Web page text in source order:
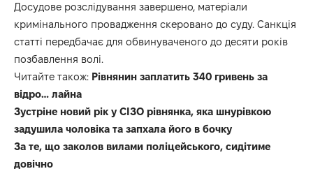
Досудове розслідування завершено, матеріали
кримінального провадження скеровано до суду. Санкція
статті передбачає для обвинуваченого до десяти років
позбавлення волі.
Читайте також: Рівнянин заплатить 340 гривень за
відро… лайна
Зустріне новий рік у СІЗО рівнянка, яка шнурівкою
задушила чоловіка та запхала його в бочку
За те, що заколов вилами поліцейського, сидітиме
довічно